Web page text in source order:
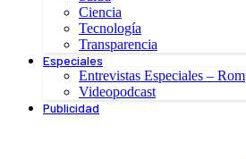
Ciencia
Tecnología
Transparencia
Especiales
Entrevistas Especiales –
Videopodcast
Publicidad